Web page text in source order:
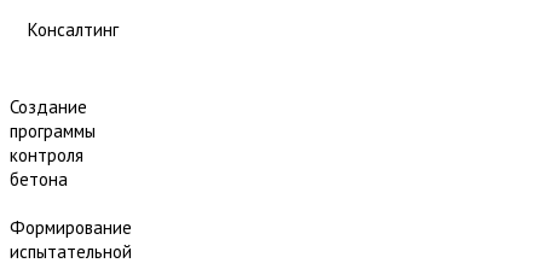
Консалтинг
Создание
программы
контроля
бетона
Формирование
испытательной